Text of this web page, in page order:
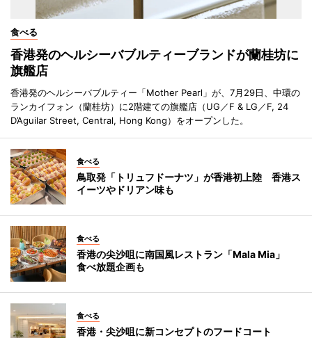
食べる
香港発のヘルシーバブルティーブランドが蘭桂坊に
旗艦店
香港発のヘルシーバブルティー「Mother Pearl」が、7月29日、中環の
ランカイフォン（蘭桂坊）に2階建ての旗艦店（UG／F & LG／F, 24
D’Aguilar Street, Central, Hong Kong）をオープンした。
食べる
鳥取発「トリュフドーナツ」が香港初上陸 香港ス
イーツやドリアン味も
食べる
香港の尖沙咀に南国風レストラン「Mala Mia」
食べ放題企画も
食べる
香港・尖沙咀に新コンセプトのフードコート